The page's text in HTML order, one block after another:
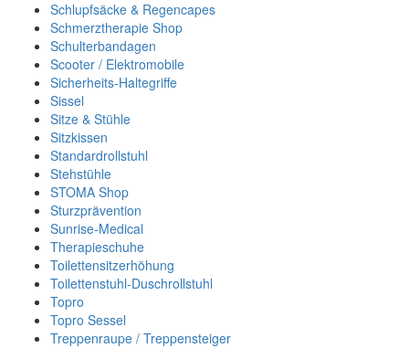
Schlupfsäcke & Regencapes
Schmerztherapie Shop
Schulterbandagen
Scooter / Elektromobile
Sicherheits-Haltegriffe
Sissel
Sitze & Stühle
Sitzkissen
Standardrollstuhl
Stehstühle
STOMA Shop
Sturzprävention
Sunrise-Medical
Therapieschuhe
Toilettensitzerhöhung
Toilettenstuhl-Duschrollstuhl
Topro
Topro Sessel
Treppenraupe / Treppensteiger